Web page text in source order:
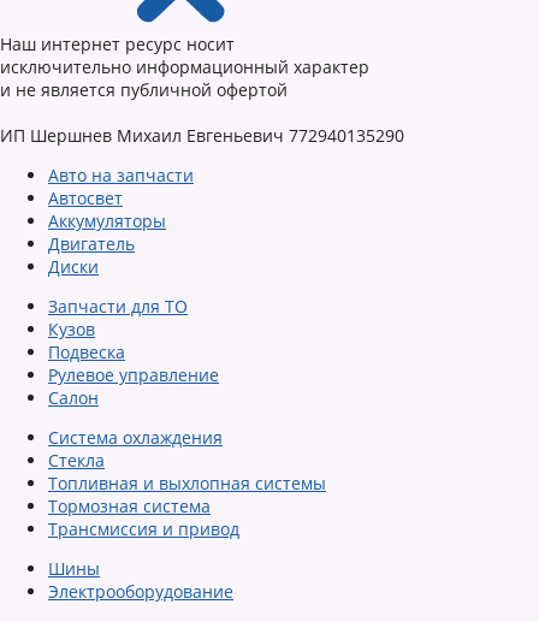
Наш интернет ресурс носит
исключительно информационный характер
и не является публичной офертой
ИП Шершнев Михаил Евгеньевич 772940135290
Авто на запчасти
Автосвет
Аккумуляторы
Двигатель
Диски
Запчасти для ТО
Кузов
Подвеска
Рулевое управление
Салон
Система охлаждения
Стекла
Топливная и выхлопная системы
Тормозная система
Трансмиссия и привод
Шины
Электрооборудование